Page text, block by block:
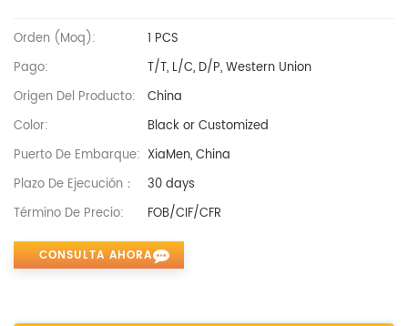
Orden (moq):
1 PCS
Pago:
T/T, L/C, D/P, Western Union
Origen Del Producto:
China
Color:
Black or Customized
Puerto De Embarque: XiaMen, China
Plazo De Ejecución：
30 days
Término De Precio:
FOB/CIF/CFR
CONSULTA AHORA